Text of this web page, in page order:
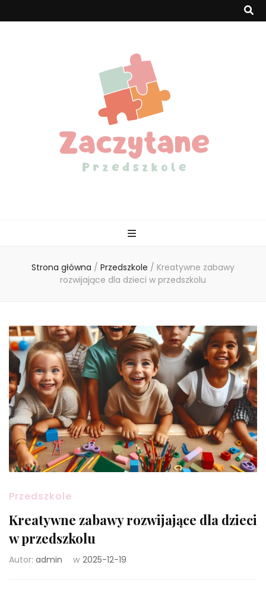
Strona główna / Przedszkole / Kreatywne zabawy
rozwijające dla dzieci w przedszkolu
Przedszkole
Kreatywne zabawy rozwijające dla dzieci
w przedszkolu
Autor: admin w 2025-12-19